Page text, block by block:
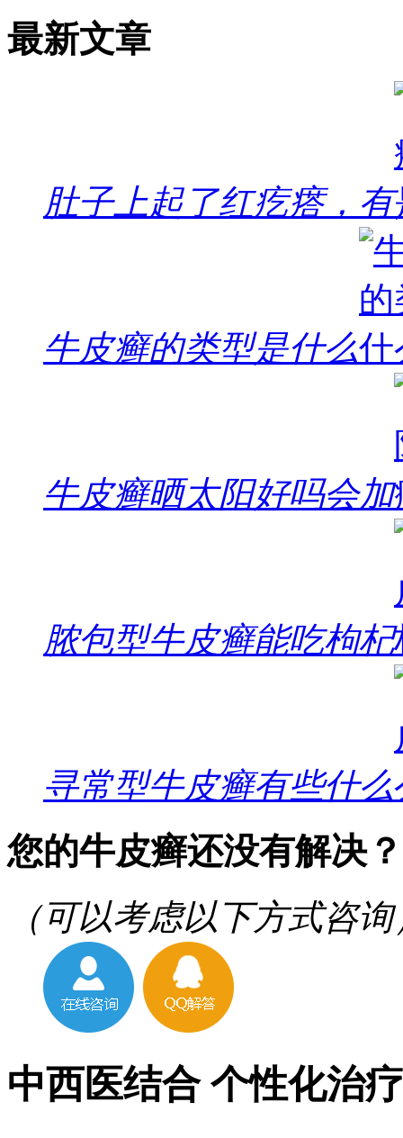
最新文章
肚子上起了红疙瘩，有
牛皮癣的类型是什么
牛皮癣晒太阳好吗会加
脓包型牛皮癣能吃枸杞
寻常型牛皮癣有些什么
您的牛皮癣还没有解决？
（可以考虑以下方式咨询
中西医结合 个性化治